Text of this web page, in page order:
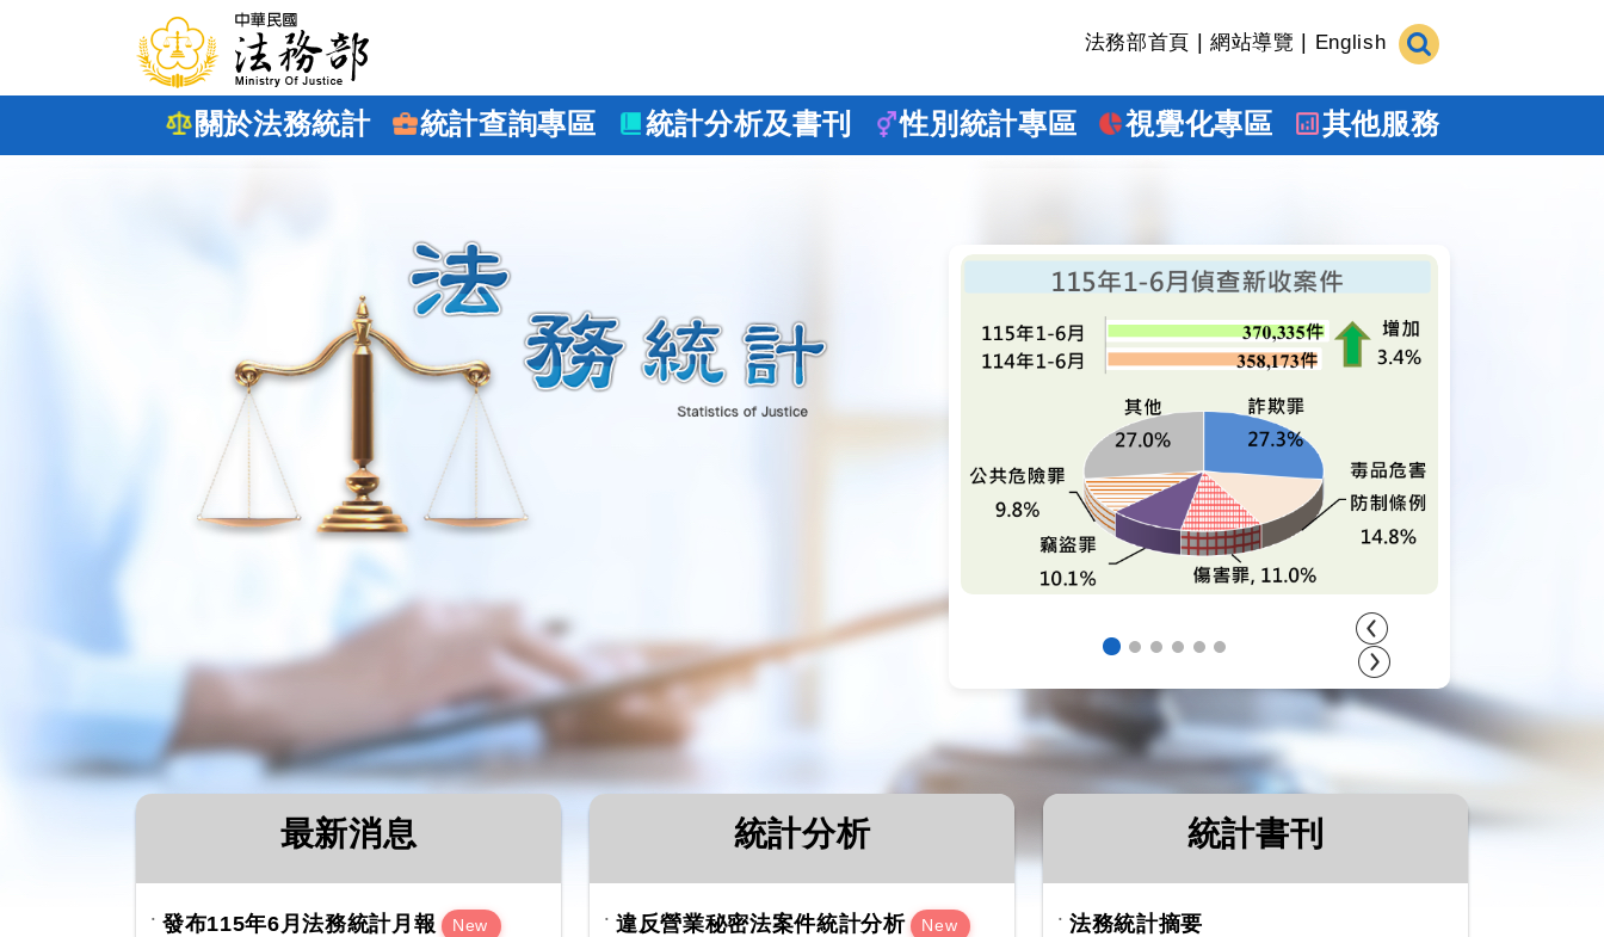
跳到主要內容
法務部首頁 網站導覽 English
關於法務統計 統計查詢專區 統計分析及書刊 性別統計專區 視覺化專區 其他服務
最新消息
發布115年6月法務統計月報
New
統計分析
違反營業秘密法案件統計分析
New
統計書刊
法務統計摘要